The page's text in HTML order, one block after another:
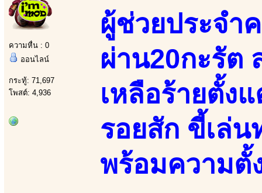
ความหื่น : 0
ออนไลน์
กระทู้: 71,697
โพสต์: 4,936
ผู้ช่วยประจำ
ผ่าน20กะรัต
เหลือร้ายตั้ง
รอยสัก ขี้เล่
พร้อมความตั้